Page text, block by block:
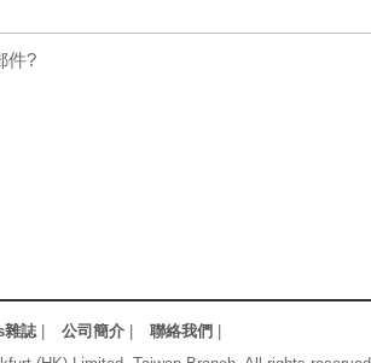
件?
雜誌| 公司簡介 聯絡我們